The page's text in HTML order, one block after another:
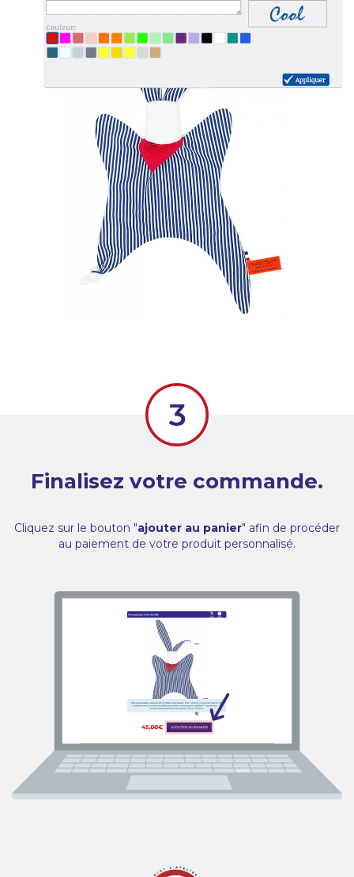
Finalisez votre commande.
Cliquez sur le bouton "ajouter au panier" afin de procéder
au paiement de votre produit personnalisé.